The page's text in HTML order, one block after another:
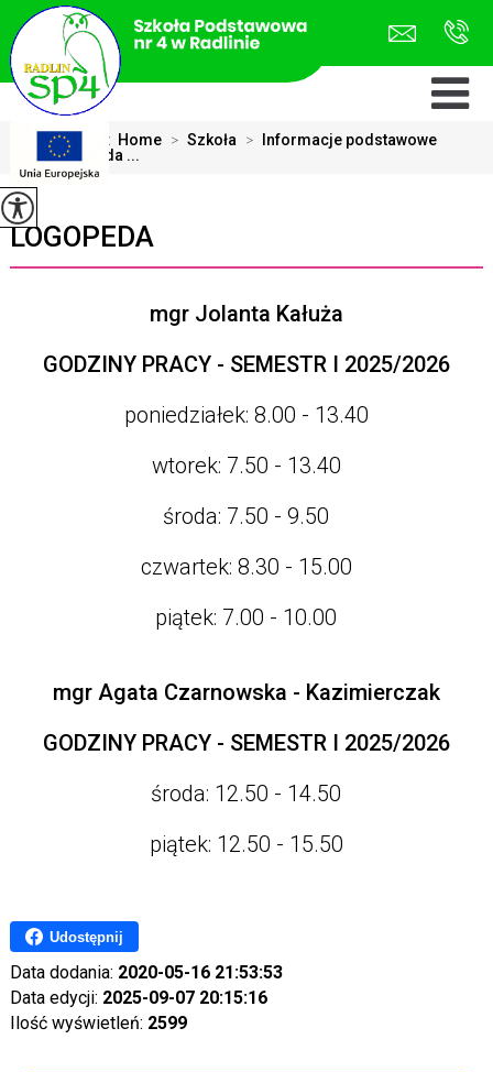
Jesteś tutaj: Home > Szkoła >
Informacje podstawowe
Logopeda ...
LOGOPEDA
mgr Jolanta Kałuża
GODZINY PRACY - SEMESTR I 2025/2026
poniedziałek: 8.00 - 13.40
wtorek: 7.50 - 13.40
środa: 7.50 - 9.50
czwartek: 8.30 - 15.00
piątek: 7.00 - 10.00
mgr Agata Czarnowska - Kazimierczak
GODZINY PRACY - SEMESTR I 2025/2026
środa: 12.50 - 14.50
piątek: 12.50 - 15.50
Udostępnij
Data dodania: 2020-05-16 21:53:53
Data edycji: 2025-09-07 20:15:16
Ilość wyświetleń: 2599